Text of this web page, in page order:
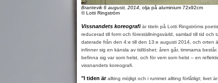
Brantevik 6 augusti, 2014 , olja på aluminium 72x92cm
© Lotti Ringström
Vissnandets koreografiär titeln på Lotti Ringströms
reducerad till form och föreställningsvärld, samlad till tid och
daterade från den 4:e till den 13:e augusti 2014, och orten
infinner sig en känsla av tidlöshet: åren går, timmarna
befinna sig var som helst, och för vem som helst – en
vissnandets koreografi.
"I tiden ärallting möjligt och i rummet allting förlåtligt; livet